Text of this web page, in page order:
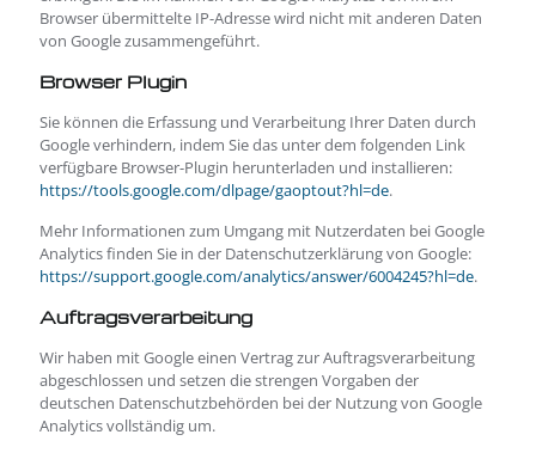
Browser übermittelte IP-Adresse wird nicht mit anderen Daten
von Google zusammengeführt.
Browser Plugin
Sie können die Erfassung und Verarbeitung Ihrer Daten durch
Google verhindern, indem Sie das unter dem folgenden Link
verfügbare Browser-Plugin herunterladen und installieren:
https://tools.google.com/dlpage/gaoptout?hl=de.
Mehr Informationen zum Umgang mit Nutzerdaten bei Google
Analytics finden Sie in der Datenschutzerklärung von Google:
https://support.google.com/analytics/answer/6004245?hl=de.
Auftragsverarbeitung
Wir haben mit Google einen Vertrag zur Auftragsverarbeitung
abgeschlossen und setzen die strengen Vorgaben der
deutschen Datenschutzbehörden bei der Nutzung von Google
Analytics vollständig um.